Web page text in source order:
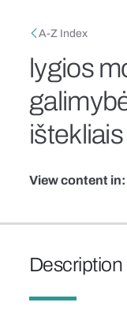
A-Z Index
lygios
ištekliais
View content in:
Description